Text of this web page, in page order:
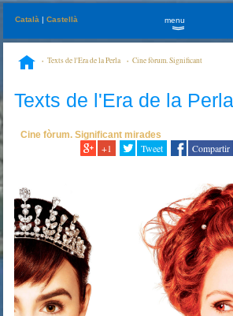
Català |Castellà menu
»
Texts de l'Era de la Perla
Cine fòrum. Significant
Texts de l'Era de la Perla
Cine fòrum. Significant mirades
+1 Tweet Compartir